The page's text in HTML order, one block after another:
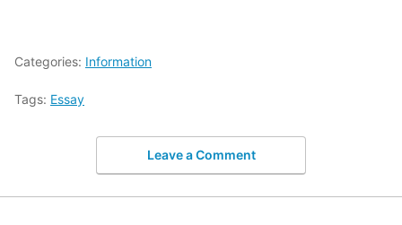
Categories: Information
Tags: Essay
Leave a Comment